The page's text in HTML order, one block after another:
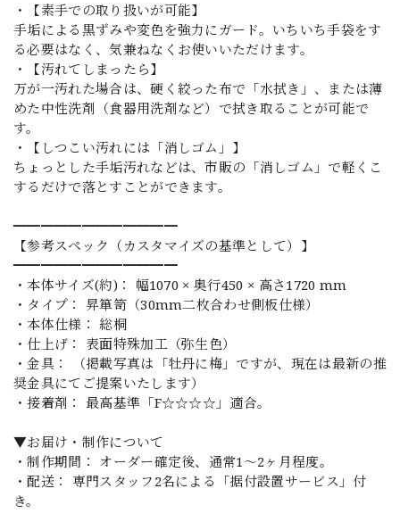
・【素手での取り扱いが可能】
手垢による黒ずみや変色を強力にガード。いちいち手袋をす
る必要はなく、気兼ねなくお使いいただけます。
・【汚れてしまったら】
万が一汚れた場合は、硬く絞った布で「水拭き」、または薄
めた中性洗剤（食器用洗剤など）で拭き取ることが可能で
す。
・【しつこい汚れには「消しゴム」】
ちょっとした手垢汚れなどは、市販の「消しゴム」で軽くこ
するだけで落とすことができます。
━━━━━━━━━━━━
【参考スペック（カスタマイズの基準として）】
━━━━━━━━━━━━
・本体サイズ(約)： 幅1070 × 奥行450 × 高さ1720 mm
・タイプ： 昇箪笥（30mm二枚合わせ側板仕様）
・本体仕様： 総桐
・仕上げ： 表面特殊加工（弥生色）
・金具： （掲載写真は「牡丹に梅」ですが、現在は最新の推
奨金具にてご提案いたします）
・接着剤： 最高基準「F☆☆☆☆」適合。
▼お届け・制作について
・制作期間： オーダー確定後、通常1〜2ヶ月程度。
・配送： 専門スタッフ2名による「据付設置サービス」付
き。